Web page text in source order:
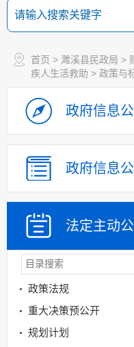
首页 > 濉溪县民政局 >
疾人生活救助 > 政策与
政府信息
政府信息
法定主动
政策法规
重大决策预公开
规划计划